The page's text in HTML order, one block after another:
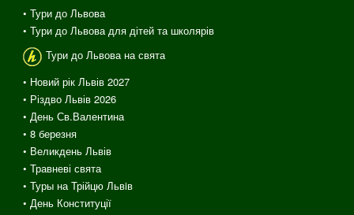
• Тури до Львова
• Тури до Львова для дітей та школярів
Тури до Львова на свята
• Новий рік Львів 2027
• Різдво Львів 2026
• День Св.Валентина
• 8 березня
• Великдень Львів
• Травневі свята
• Туры на Трійцю Львiв
• День Конституції